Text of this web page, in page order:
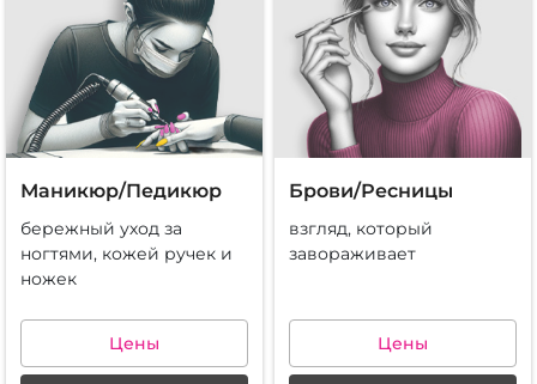
Маникюр/Педикюр
бережный уход за
ногтями, кожей ручек и
ножек
Цены
Брови/Ресницы
взгляд, который
завораживает
Цены